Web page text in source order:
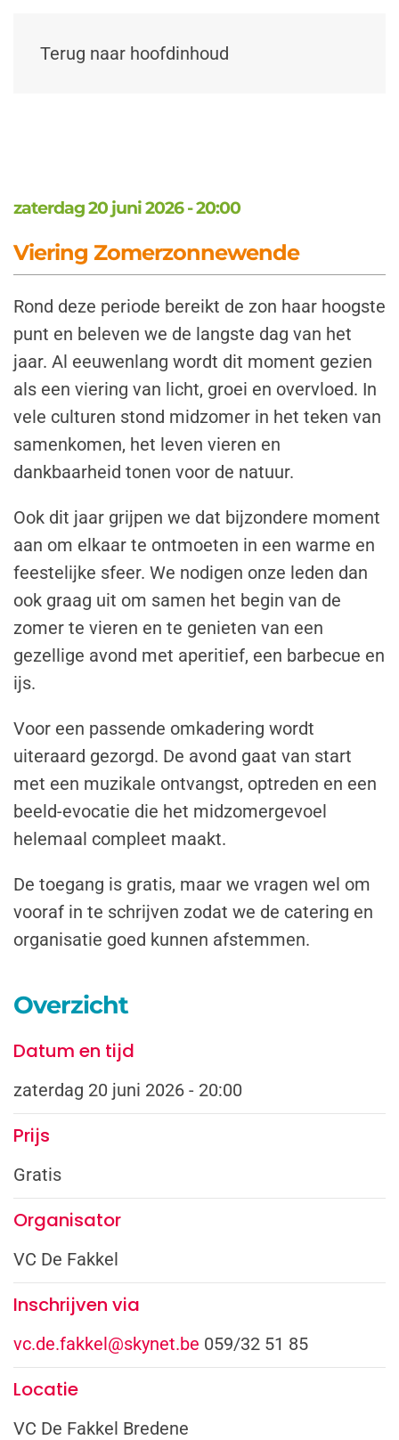
Terug naar hoofdinhoud
zaterdag 20 juni 2026 - 20:00
Viering Zomerzonnewende
Rond deze periode bereikt de zon haar hoogste
punt en beleven we de langste dag van het
jaar. Al eeuwenlang wordt dit moment gezien
als een viering van licht, groei en overvloed. In
vele culturen stond midzomer in het teken van
samenkomen, het leven vieren en
dankbaarheid tonen voor de natuur.
Ook dit jaar grijpen we dat bijzondere moment
aan om elkaar te ontmoeten in een warme en
feestelijke sfeer. We nodigen onze leden dan
ook graag uit om samen het begin van de
zomer te vieren en te genieten van een
gezellige avond met aperitief, een barbecue en
ijs.
Voor een passende omkadering wordt
uiteraard gezorgd. De avond gaat van start
met een muzikale ontvangst, optreden en een
beeld-evocatie die het midzomergevoel
helemaal compleet maakt.
De toegang is gratis, maar we vragen wel om
vooraf in te schrijven zodat we de catering en
organisatie goed kunnen afstemmen.
Overzicht
Datum en tijd
zaterdag 20 juni 2026 - 20:00
Prijs
Gratis
Organisator
VC De Fakkel
Inschrijven via
vc.de.fakkel@skynet.be 059/32 51 85
Locatie
VC De Fakkel Bredene